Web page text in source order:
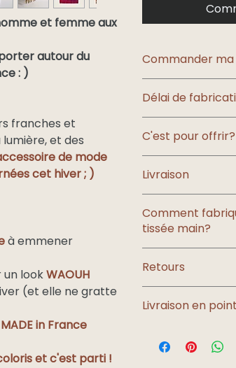
et femme aux
autour du
: )
franches et
et des
de mode
cet hiver ; )
à emmener
un lookWAOUH
(et elle ne gratte
MADE in France
et c'est parti !
Commander
c’est mieux !
Pour être sûr de
carte d’échantillon :
Rendez-vousici
Délai de
commande
C'est pour offrir?
découvrez les
Livraison
signature.
La livraison est
métropolitaine ; )
France
métropolitain
Comment
tissée main?
cette écharpe?
Rendez-vous sur
Retours
sur commande,
Mais si votre
n'hésitez pas àme
Livraison en
livraison en point